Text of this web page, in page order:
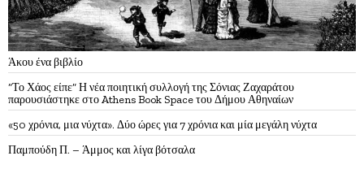
Άκου ένα βιβλίο
“Το Χάος είπε” Η νέα ποιητική συλλογή της Σόνιας Ζαχαράτου
παρουσιάστηκε στο Athens Book Space του Δήμου Αθηναίων
«50 χρόνια, μια νύχτα». Δύο ώρες για 7 χρόνια και μία μεγάλη νύχτα
Παμπούδη Π. – Άμμος και λίγα βότσαλα